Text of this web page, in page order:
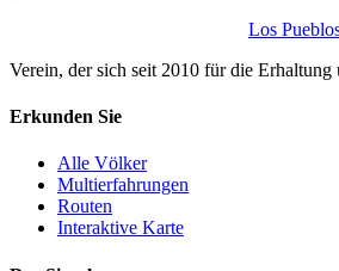
Los
Verein, der sich seit 2010 für die
Erkunden Sie
Alle Völker
Multierfahrungen
Routen
Interaktive Karte